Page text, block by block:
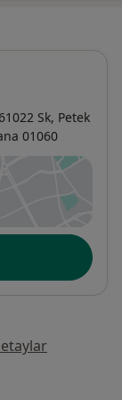
Sk, Petek
01060
açılır